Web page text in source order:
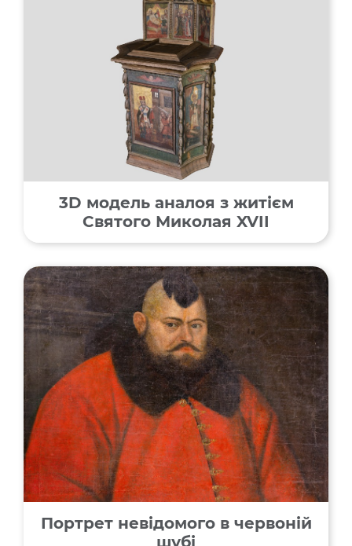
3D модель аналоя з житієм
Святого Миколая XVII
Портрет невідомого в червоній
шубі